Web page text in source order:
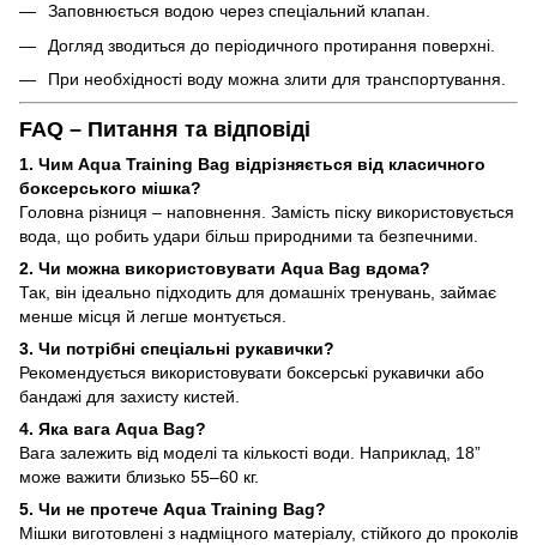
Заповнюється водою через спеціальний клапан.
Догляд зводиться до періодичного протирання поверхні.
При необхідності воду можна злити для транспортування.
FAQ – Питання та відповіді
1. Чим Aqua Training Bag відрізняється від класичного
боксерського мішка?
Головна різниця – наповнення. Замість піску використовується
вода, що робить удари більш природними та безпечними.
2. Чи можна використовувати Aqua Bag вдома?
Так, він ідеально підходить для домашніх тренувань, займає
менше місця й легше монтується.
3. Чи потрібні спеціальні рукавички?
Рекомендується використовувати боксерські рукавички або
бандажі для захисту кистей.
4. Яка вага Aqua Bag?
Вага залежить від моделі та кількості води. Наприклад, 18”
може важити близько 55–60 кг.
5. Чи не протече Aqua Training Bag?
Мішки виготовлені з надміцного матеріалу, стійкого до проколів